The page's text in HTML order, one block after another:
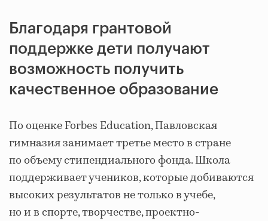
Благодаря грантовой
поддержке дети получают
возможность получить
качественное образование
По оценке Forbes Education, Павловская
гимназия занимает третье место в стране
по объему стипендиального фонда. Школа
поддерживает учеников, которые добиваются
высоких результатов не только в учебе,
но и в спорте, творчестве, проектно-